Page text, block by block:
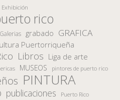
Exhibición
rico
Galerias grabado GRAFICA
Puertorriqueña
Libros Liga de arte
MUSEOS pintores de puerto rico
PINTURA
publicaciones Puerto Rico